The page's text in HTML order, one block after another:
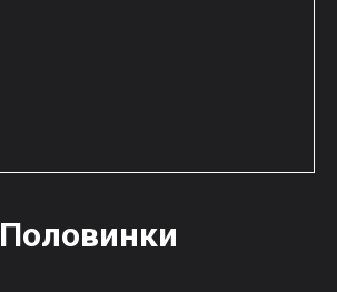
Половинки